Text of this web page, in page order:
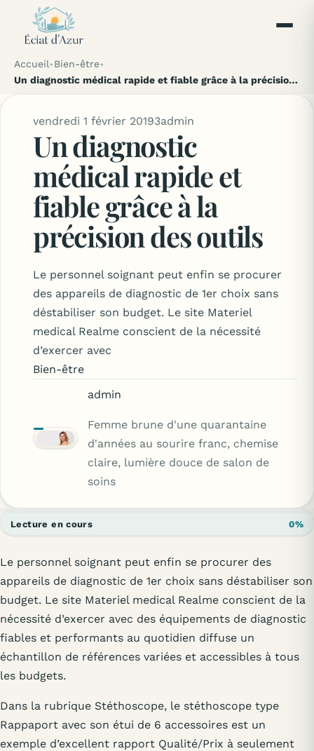
Accueil Bien-être
Un diagnostic médical rapide et fiable grâce à la précision des outils
vendredi 1 février 20193admin
Un diagnostic
médical rapide et
fiable grâce à la
précision des outils
Le personnel soignant peut enfin se procurer
des appareils de diagnostic de 1er choix sans
déstabiliser son budget. Le site Materiel
medical Realme conscient de la nécessité
d’exercer avec
Bien-être
admin
Femme brune d'une quarantaine
d'années au sourire franc, chemise
claire, lumière douce de salon de
soins
Lecture en cours 0%
Le personnel soignant peut enfin se procurer des
appareils de diagnostic de 1er choix sans déstabiliser son
budget. Le site Materiel medical Realme conscient de la
nécessité d’exercer avec des équipements de diagnostic
fiables et performants au quotidien diffuse un
échantillon de références variées et accessibles à tous
les budgets.
Dans la rubrique Stéthoscope, le stéthoscope type
Rappaport avec son étui de 6 accessoires est un
exemple d’excellent rapport Qualité/Prix à seulement